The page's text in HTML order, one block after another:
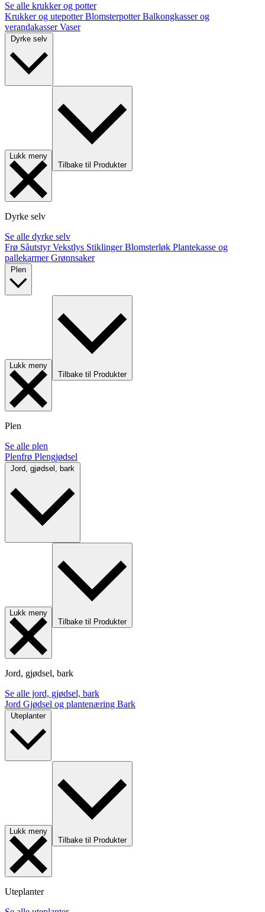
Se alle krukker og potter
Krukker og utepotterBlomsterpotterBalkongkasser og
verandakasserVaser
Lukk meny
Tilbake til Produkter
Dyrke selv
Se alle dyrke selv
Frø SåutstyrVekstlys StiklingerBlomsterløk Plantekasse og
pallekarmerGrønnsaker
Lukk meny
Tilbake til Produkter
Plen
Se alle plen
Plenfrø Plengjødsel
Lukk meny
Tilbake til Produkter
Jord, gjødsel, bark
Se alle jord, gjødsel, bark
Jord Gjødsel og plantenæring Bark
Uteplanter
Lukk meny
Tilbake til Produkter
Uteplanter